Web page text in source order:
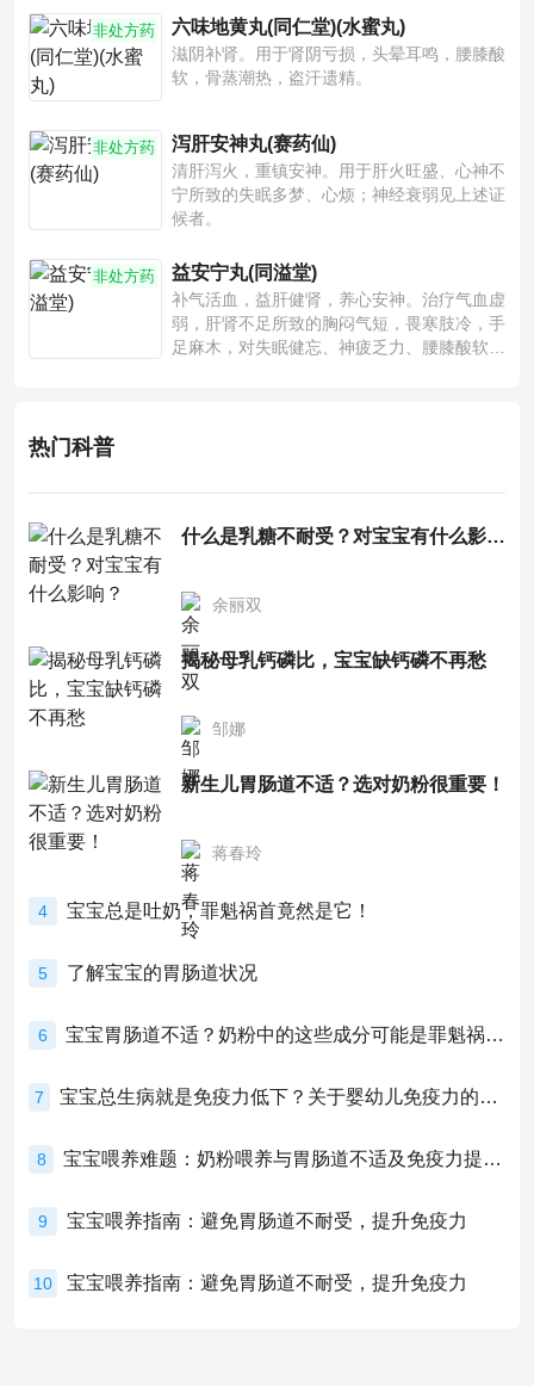
非处方药 六味地黄丸(同仁堂)(水蜜丸)
滋阴补肾。用于肾阴亏损，头晕耳鸣，腰膝酸
软，骨蒸潮热，盗汗遗精。
非处方药 泻肝安神丸(赛药仙)
清肝泻火，重镇安神。用于肝火旺盛、心神不
宁所致的失眠多梦、心烦；神经衰弱见上述证
候者。
非处方药 益安宁丸(同溢堂)
补气活血，益肝健肾，养心安神。治疗气血虚
弱，肝肾不足所致的胸闷气短，畏寒肢冷，手
足麻木，对失眠健忘、神疲乏力、腰膝酸软也
热门科普
什么是乳糖不耐受？对宝宝有什么影响？
余丽双
揭秘母乳钙磷比，宝宝缺钙磷不再愁
邹娜
新生儿胃肠道不适？选对奶粉很重要！
蒋春玲
4 宝宝总是吐奶，罪魁祸首竟然是它！
5 了解宝宝的胃肠道状况
6 宝宝胃肠道不适？奶粉中的这些成分可能是罪魁祸首！
7 宝宝总生病就是免疫力低下？关于婴幼儿免疫力的真相，家长必须了解！
8 宝宝喂养难题：奶粉喂养与胃肠道不适及免疫力提升的奥秘
9 宝宝喂养指南：避免胃肠道不耐受，提升免疫力
10 宝宝喂养指南：避免胃肠道不耐受，提升免疫力